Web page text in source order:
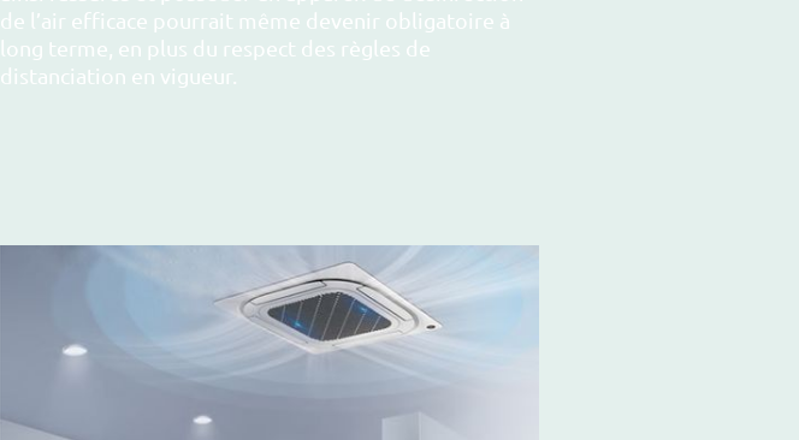
de l’air efficace pourrait même devenir obligatoire à
long terme, en plus du respect des règles de
distanciation en vigueur.